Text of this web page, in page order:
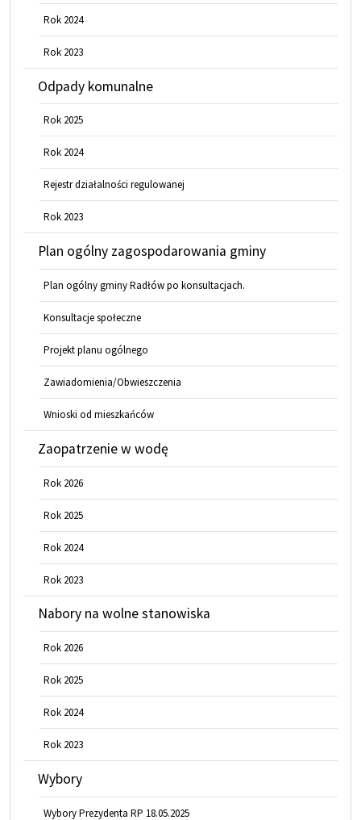
Rok 2024
Rok 2023
Odpady komunalne
Rok 2025
Rok 2024
Rejestr działalności regulowanej
Rok 2023
Plan ogólny zagospodarowania gminy
Plan ogólny gminy Radłów po konsultacjach.
Konsultacje społeczne
Projekt planu ogólnego
Zawiadomienia/Obwieszczenia
Wnioski od mieszkańców
Zaopatrzenie w wodę
Rok 2026
Rok 2025
Rok 2024
Rok 2023
Nabory na wolne stanowiska
Rok 2026
Rok 2025
Rok 2024
Rok 2023
Wybory
Wybory Prezydenta RP 18.05.2025